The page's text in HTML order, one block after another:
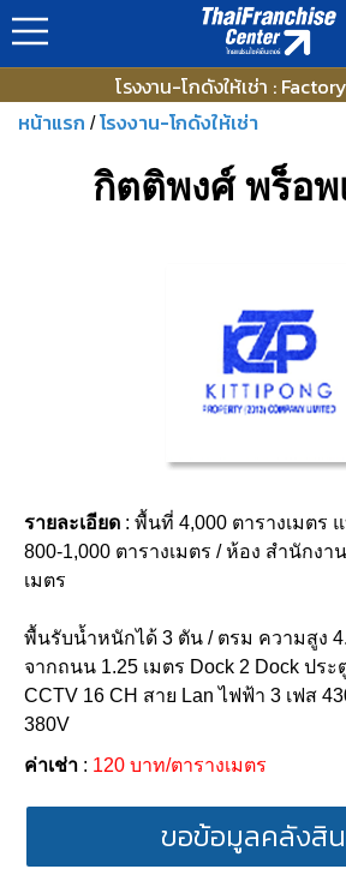
โรงงาน-โกดังให้เช่า :
หน้าแรก /โรงงาน-โกดังให้เช่า
กิตติพงศ์ พร็อพ
รายละเอียด : พื้นที่ 4,000 ตารางเมตร
800-1,000 ตารางเมตร / ห้อง สำนักงา
เมตร
พื้นรับน้ำหนักได้ 3 ตัน / ตรม ความสูง
จากถนน 1.25 เมตร Dock 2 Dock ปร
CCTV 16 CH สาย Lan ไฟฟ้า 3 เฟส
380V
ค่าเช่า : 120 บาท/ตารางเมตร
ขอข้อมูลคลังสิ